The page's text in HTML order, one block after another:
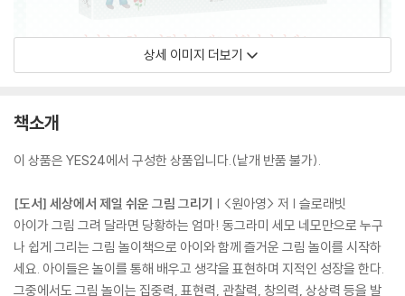
상세 이미지 더보기
책소개
이 상품은 YES24에서 구성한 상품입니다.(낱개 반품 불가).
[도서] 세상에서 제일 쉬운 그림 그리기 | <원아영> 저 | 슬로래빗
아이가 그림 그려 달라면 당황하는 엄마! 동그라미 세모 네모만으로 누구
나 쉽게 그리는 그림 놀이책으로 아이와 함께 즐거운 그림 놀이를 시작하
세요. 아이들은 놀이를 통해 배우고 생각을 표현하며 지적인 성장을 한다.
그중에서도 그림 놀이는 집중력, 표현력, 관찰력, 창의력, 상상력 등을 발